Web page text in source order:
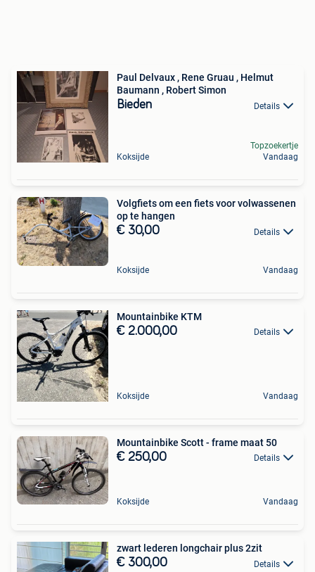
Paul Delvaux , Rene Gruau , Helmut
Baumann , Robert Simon
Bieden Details
Koksijde
Topzoekertje
Vandaag
Volgfiets om een fiets voor volwassenen
op te hangen
€ 30,00 Details
Koksijde Vandaag
Mountainbike KTM
€ 2.000,00 Details
Koksijde Vandaag
Mountainbike Scott - frame maat 50
€ 250,00 Details
Koksijde Vandaag
zwart lederen longchair plus 2zit
€ 300,00 Details